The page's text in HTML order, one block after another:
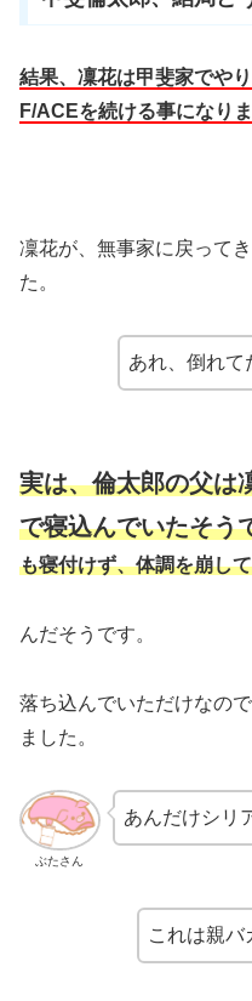
結果、凜花は甲斐家でや
F/ACEを続ける事になりま
凜花が、無事家に戻って
た。
あれ、倒れ
実は、倫太郎の父は
で寝込んでいたそう
も寝付けず、体調を崩し
んだそうです。
落ち込んでいただけなの
ました。
ぶたさん
あんだけシリ
これは親